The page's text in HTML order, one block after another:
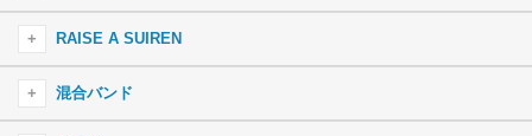
キラキラだとか夢だとか〜Sing Girils〜
1000回潤んだ空
Happy Happy Party！
前へススメ！
ツナグ、ソラモヨウ
ランブリングメモリー
ON YOUR MARK
ゆらゆらRing-Dong-Dance
SURVIVORねばーぎぶあっぷ
Wonderland Girl
天下トーイツAtoZ☆
陽だまりロードナイト
HEROIC ADVENT
Determination Symphony
ハピネスっ！ハピィーマジカルっ♪
ゴーカ！ごーかい！？ファントムシーフ！
せかいのっびのびトレジャー！
YAPPY！ SCHOOL CARNIVAL☆彡
Daylight-デイライト-
金色へのプレリュード
ブルームブルーム
RAISE A SUIREN
R・I・O・T
UNSTOPPABLE
混合バンド